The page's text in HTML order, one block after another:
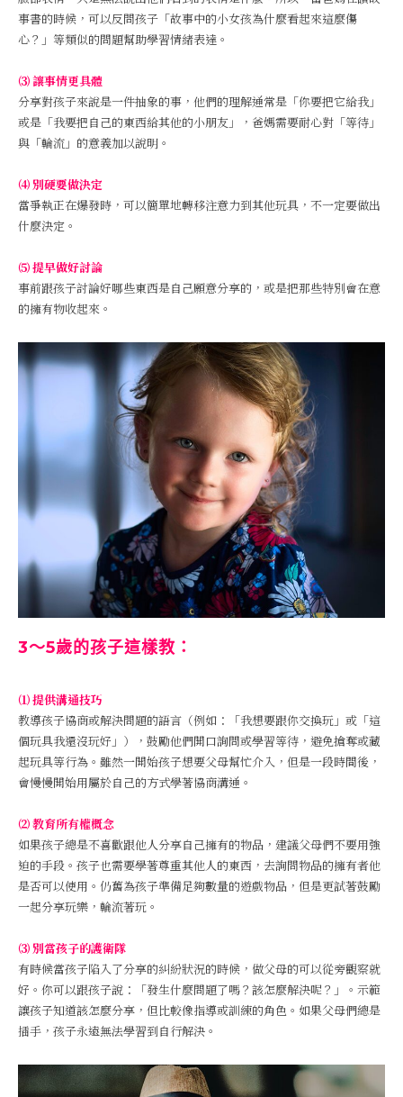
事書的時候，可以反問孩子「故事中的小女孩為什麼看起來這麼傷
心？」等類似的問題幫助學習情緒表達。
⑶ 讓事情更具體
分享對孩子來說是一件抽象的事，他們的理解通常是「你要把它給我」
或是「我要把自己的東西給其他的小朋友」，爸媽需要耐心對「等待」
與「輪流」的意義加以說明。
⑷ 別硬要做決定
當爭執正在爆發時，可以簡單地轉移注意力到其他玩具，不一定要做出
什麼決定。
⑸ 提早做好討論
事前跟孩子討論好哪些東西是自己願意分享的，或是把那些特別會在意
的擁有物收起來。
3～5歲的孩子這樣教：
⑴ 提供溝通技巧
教導孩子協商或解決問題的語言（例如：「我想要跟你交換玩」或「這
個玩具我還沒玩好」），鼓勵他們開口詢問或學習等待，避免搶奪或藏
起玩具等行為。雖然一開始孩子想要父母幫忙介入，但是一段時間後，
會慢慢開始用屬於自己的方式學著協商溝通。
⑵ 教育所有權概念
如果孩子總是不喜歡跟他人分享自己擁有的物品，建議父母們不要用強
迫的手段。孩子也需要學著尊重其他人的東西，去詢問物品的擁有者他
是否可以使用。仍舊為孩子準備足夠數量的遊戲物品，但是更試著鼓勵
一起分享玩樂，輪流著玩。
⑶ 別當孩子的護衛隊
有時候當孩子陷入了分享的糾紛狀況的時候，做父母的可以從旁觀察就
好。你可以跟孩子說：「發生什麼問題了嗎？該怎麼解決呢？」。示範
讓孩子知道該怎麼分享，但比較像指導或訓練的角色。如果父母們總是
插手，孩子永遠無法學習到自行解決。